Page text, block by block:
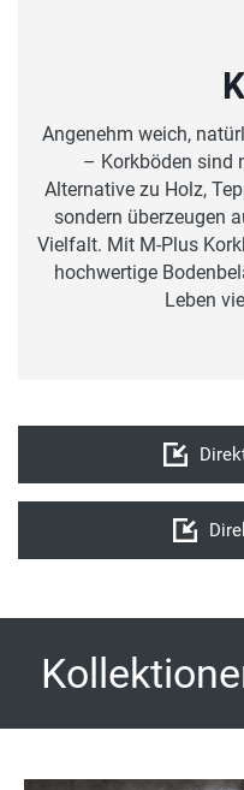
Angenehm weich,
– Korkböden sind
Alternative zu Holz,
sondern überzeugen
Vielfalt. Mit M-Plus
hochwertige
Leben